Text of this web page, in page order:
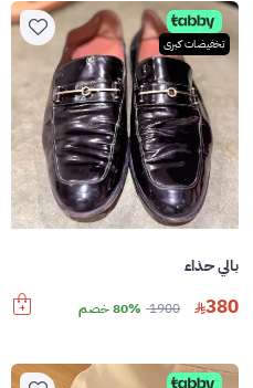
تخفيضات كبرى
بالي حذاء
380
1900 80% خصم